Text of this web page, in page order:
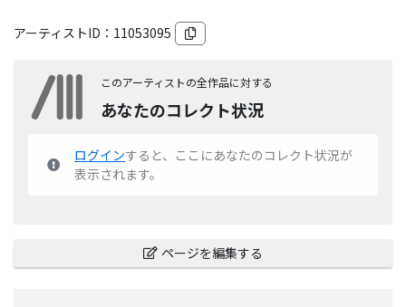
アーティストID： 11053095
このアーティストの全作品に対する
あなたのコレクト状況
ログインすると、ここにあなたのコレクト状況が
表示されます。
ページを編集する